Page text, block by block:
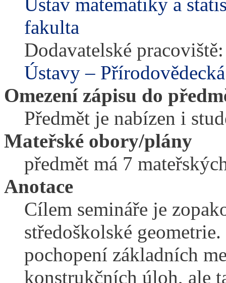
Ústav matematiky a
fakulta
Dodavatelské
Ústavy –
Omezení zápisu do
Předmět je nabízen i
Mateřské obory/plány
předmět má 7
Anotace
Cílem semináře je
středoškolské
pochopení základních